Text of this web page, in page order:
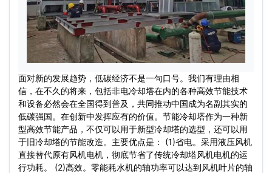
面对新的发展趋势，低碳经济不是一句口号。我们有理由相
信，在不久的将来，包括非电冷却塔在内的各种高效节能技术
和设备必然会在全国得到普及，共同推动中国成为名副其实的
低碳强国。在创新中发挥应有的价值。节能冷却塔作为一种新
型高效节能产品，不仅可以用于新型冷却塔的选型，还可以用
于旧冷却塔的节能改造。主要优点是： (1)省电。采用液压风机
直接替代原有风机电机，彻底节省了传统冷却塔风机电机的运
行功耗。 (2)高效。零能耗水机的轴功率可以达到风机叶片的轴